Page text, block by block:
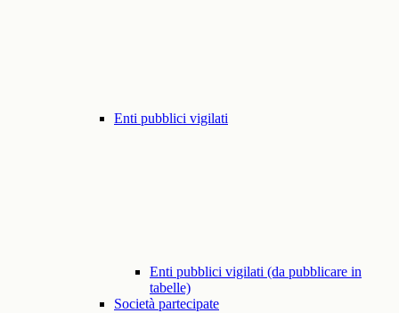
Enti pubblici vigilati
Enti pubblici vigilati (da pubblicare in
tabelle)
Società partecipate